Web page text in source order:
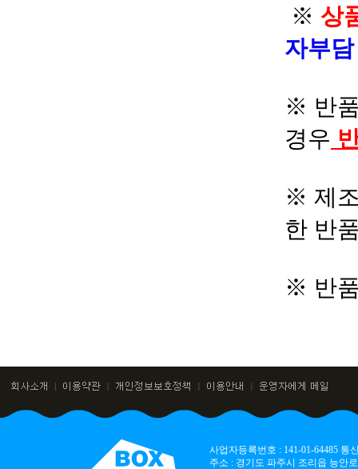
※ 상
자부
※ 반
경우
※ 제
한 반
※ 반
사업자등록번호 : 141-01-64485
주소 : 경기도 파주시 조리읍 능안